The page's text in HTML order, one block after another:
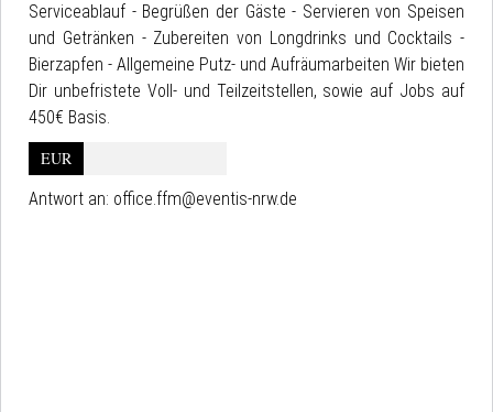
Serviceablauf - Begrüßen der Gäste - Servieren von Speisen
und Getränken - Zubereiten von Longdrinks und Cocktails -
Bierzapfen - Allgemeine Putz- und Aufräumarbeiten Wir bieten
Dir unbefristete Voll- und Teilzeitstellen, sowie auf Jobs auf
450€ Basis.
EUR
Antwort an: office.ffm@eventis-nrw.de